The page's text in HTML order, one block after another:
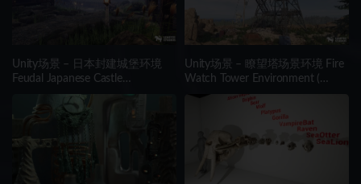
Unity场景 – 日本封建城堡环境
Feudal Japanese Castle
Environment
Unity场景 – 瞭望塔场景环境 Fire
Watch Tower Environment (
Nature , Mountains , Landscape )